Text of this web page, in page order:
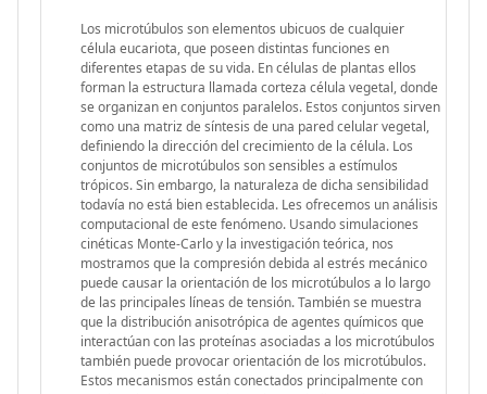
Los microtúbulos son elementos ubicuos de cualquier
célula eucariota, que poseen distintas funciones en
diferentes etapas de su vida. En células de plantas ellos
forman la estructura llamada corteza célula vegetal, donde
se organizan en conjuntos paralelos. Estos conjuntos sirven
como una matriz de síntesis de una pared celular vegetal,
definiendo la dirección del crecimiento de la célula. Los
conjuntos de microtúbulos son sensibles a estímulos
trópicos. Sin embargo, la naturaleza de dicha sensibilidad
todavía no está bien establecida. Les ofrecemos un análisis
computacional de este fenómeno. Usando simulaciones
cinéticas Monte-Carlo y la investigación teórica, nos
mostramos que la compresión debida al estrés mecánico
puede causar la orientación de los microtúbulos a lo largo
de las principales líneas de tensión. También se muestra
que la distribución anisotrópica de agentes químicos que
interactúan con las proteínas asociadas a los microtúbulos
también puede provocar orientación de los microtúbulos.
Estos mecanismos están conectados principalmente con